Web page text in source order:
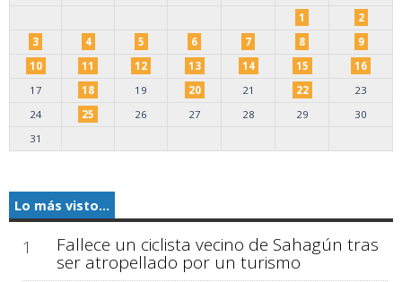
1
2
3
4 5 6 7 8
9
10
11 12 13 14 15
16
17
18 19 20 21 22
23
24
25 26 27 28 29
30
31
Lo más visto...
1 Fallece un ciclista vecino de Sahagún tras
ser atropellado por un turismo